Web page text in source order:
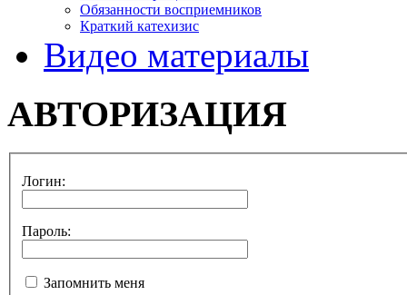
Обязанности восприемников
Краткий катехизис
Видео материалы
АВТОРИЗАЦИЯ
Логин:
Пароль:
Запомнить меня